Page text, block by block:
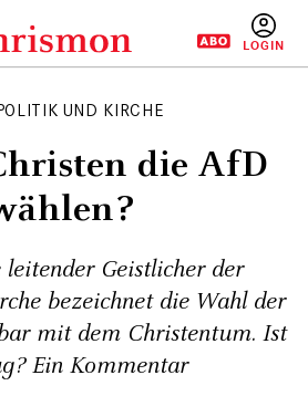
UND KIRCHE
die AfD
Geistlicher der
bezeichnet die Wahl der
mit dem Christentum. Ist
Ein Kommentar